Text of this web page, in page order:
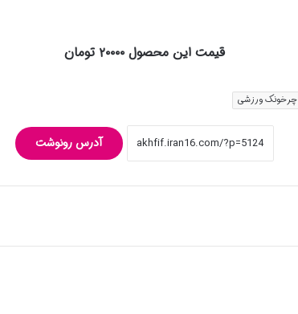
قیمت این محصول ۲۰۰۰۰ تومان
چرخونک ورزشی
آدرس رونوشت